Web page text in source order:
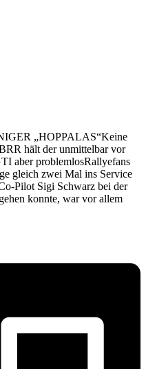
„HOPPALAS“Keine
hält der unmittelbar vor
aber problemlosRallyefans
gleich zwei Mal ins Service
Pilot Sigi Schwarz bei der
konnte, war vor allem